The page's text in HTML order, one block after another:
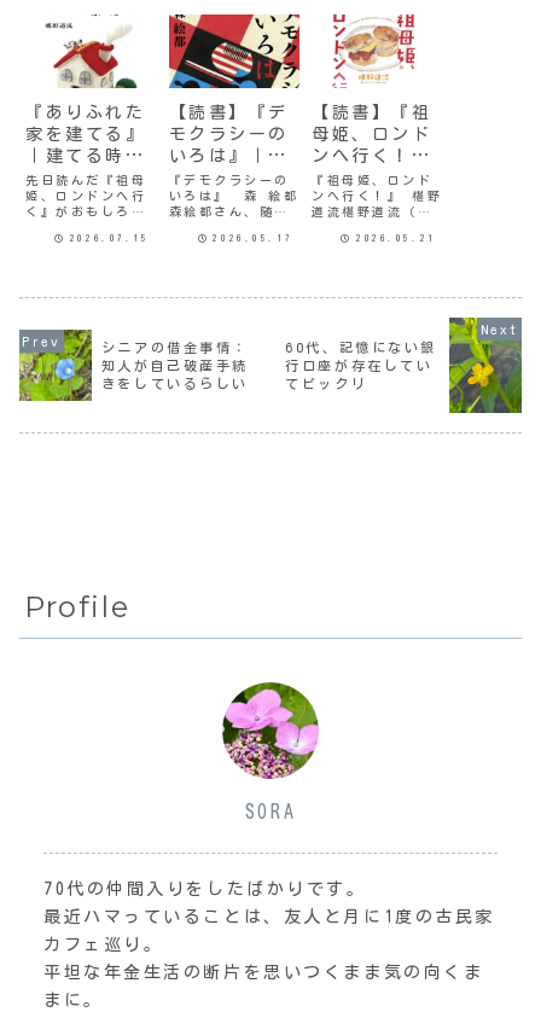
『ありふれた
家を建てる』
｜建てる時は
夢と希望に溢
れている
先日読んだ『祖母
姫、ロンドンへ行
く』がおもしろか
じ著者のエッセイ
か興味津々。『あ
りふれた家を建て
る』 椹野 道流最
近にしては珍しく
一気読み。内
2026.07.15
【読書】『デ
モクラシーの
いろは』｜押
し付けられた
民主主義
『デモクラシーの
いろは』 森 絵都
森絵都さん、随分
去に何作か読んで
は覚えてないんだ
けど、「キラキラ
光って宝物のよう
2026.05.17
【読書】『祖
母姫、ロンド
ンへ行く！』
｜おばあちゃ
んに、敬礼！
『祖母姫、ロンド
ンへ行く！』 椹野
道流椹野道流（ふ
ん、まったくの初
い」と言ったこと
から、親戚一同が
お金を出し合い祖
2026.05.21
シニアの借金事情：
知人が自己破産手続
きをしているらしい
60代、記憶にない銀
行口座が存在してい
てビックリ
Profile
SORA
70代の仲間入りをしたばかりです。
最近ハマっていることは、友人と月に1度の古民家
カフェ巡り。
平坦な年金生活の断片を思いつくまま気の向くま
まに。